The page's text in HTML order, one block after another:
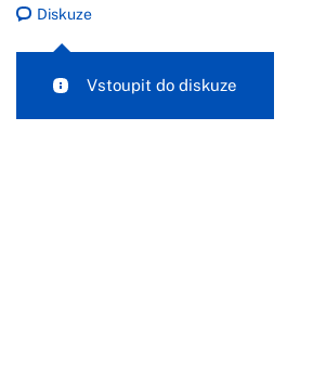
Diskuze
Vstoupit do diskuze